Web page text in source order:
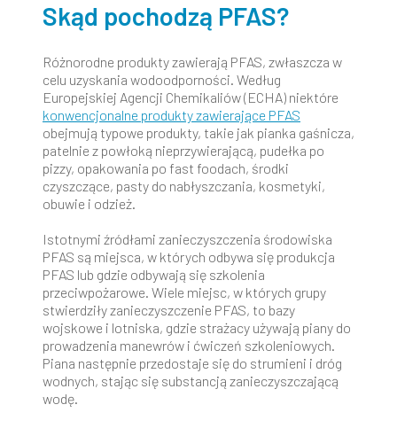
Skąd pochodzą PFAS?
Różnorodne produkty zawierają PFAS, zwłaszcza w
celu uzyskania wodoodporności. Według
Europejskiej Agencji Chemikaliów (ECHA) niektóre
konwencjonalne produkty zawierające PFAS
obejmują typowe produkty, takie jak pianka gaśnicza,
patelnie z powłoką nieprzywierającą, pudełka po
pizzy, opakowania po fast foodach, środki
czyszczące, pasty do nabłyszczania, kosmetyki,
obuwie i odzież.
Istotnymi źródłami zanieczyszczenia środowiska
PFAS są miejsca, w których odbywa się produkcja
PFAS lub gdzie odbywają się szkolenia
przeciwpożarowe. Wiele miejsc, w których grupy
stwierdziły zanieczyszczenie PFAS, to bazy
wojskowe i lotniska, gdzie strażacy używają piany do
prowadzenia manewrów i ćwiczeń szkoleniowych.
Piana następnie przedostaje się do strumieni i dróg
wodnych, stając się substancją zanieczyszczającą
wodę.